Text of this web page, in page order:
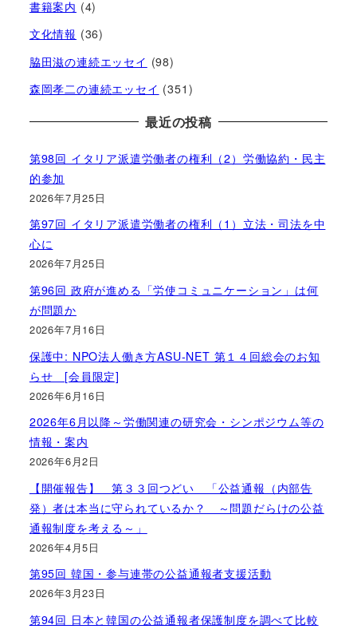
書籍案内 (4)
文化情報 (36)
脇田滋の連続エッセイ (98)
森岡孝二の連続エッセイ (351)
最近の投稿
第98回 イタリア派遣労働者の権利（2）労働協約・民主
的参加
2026年7月25日
第97回 イタリア派遣労働者の権利（1）立法・司法を中
心に
2026年7月25日
第96回 政府が進める「労使コミュニケーション」は何
が問題か
2026年7月16日
保護中: NPO法人働き方ASU-NET 第１４回総会のお知
らせ [会員限定]
2026年6月16日
2026年6月以降～労働関連の研究会・シンポジウム等の
情報・案内
2026年6月2日
【開催報告】 第３３回つどい 「公益通報（内部告
発）者は本当に守られているか？ ～問題だらけの公益
通報制度を考える～」
2026年4月5日
第95回 韓国・参与連帯の公益通報者支援活動
2026年3月23日
第94回 日本と韓国の公益通報者保護制度を調べて比較